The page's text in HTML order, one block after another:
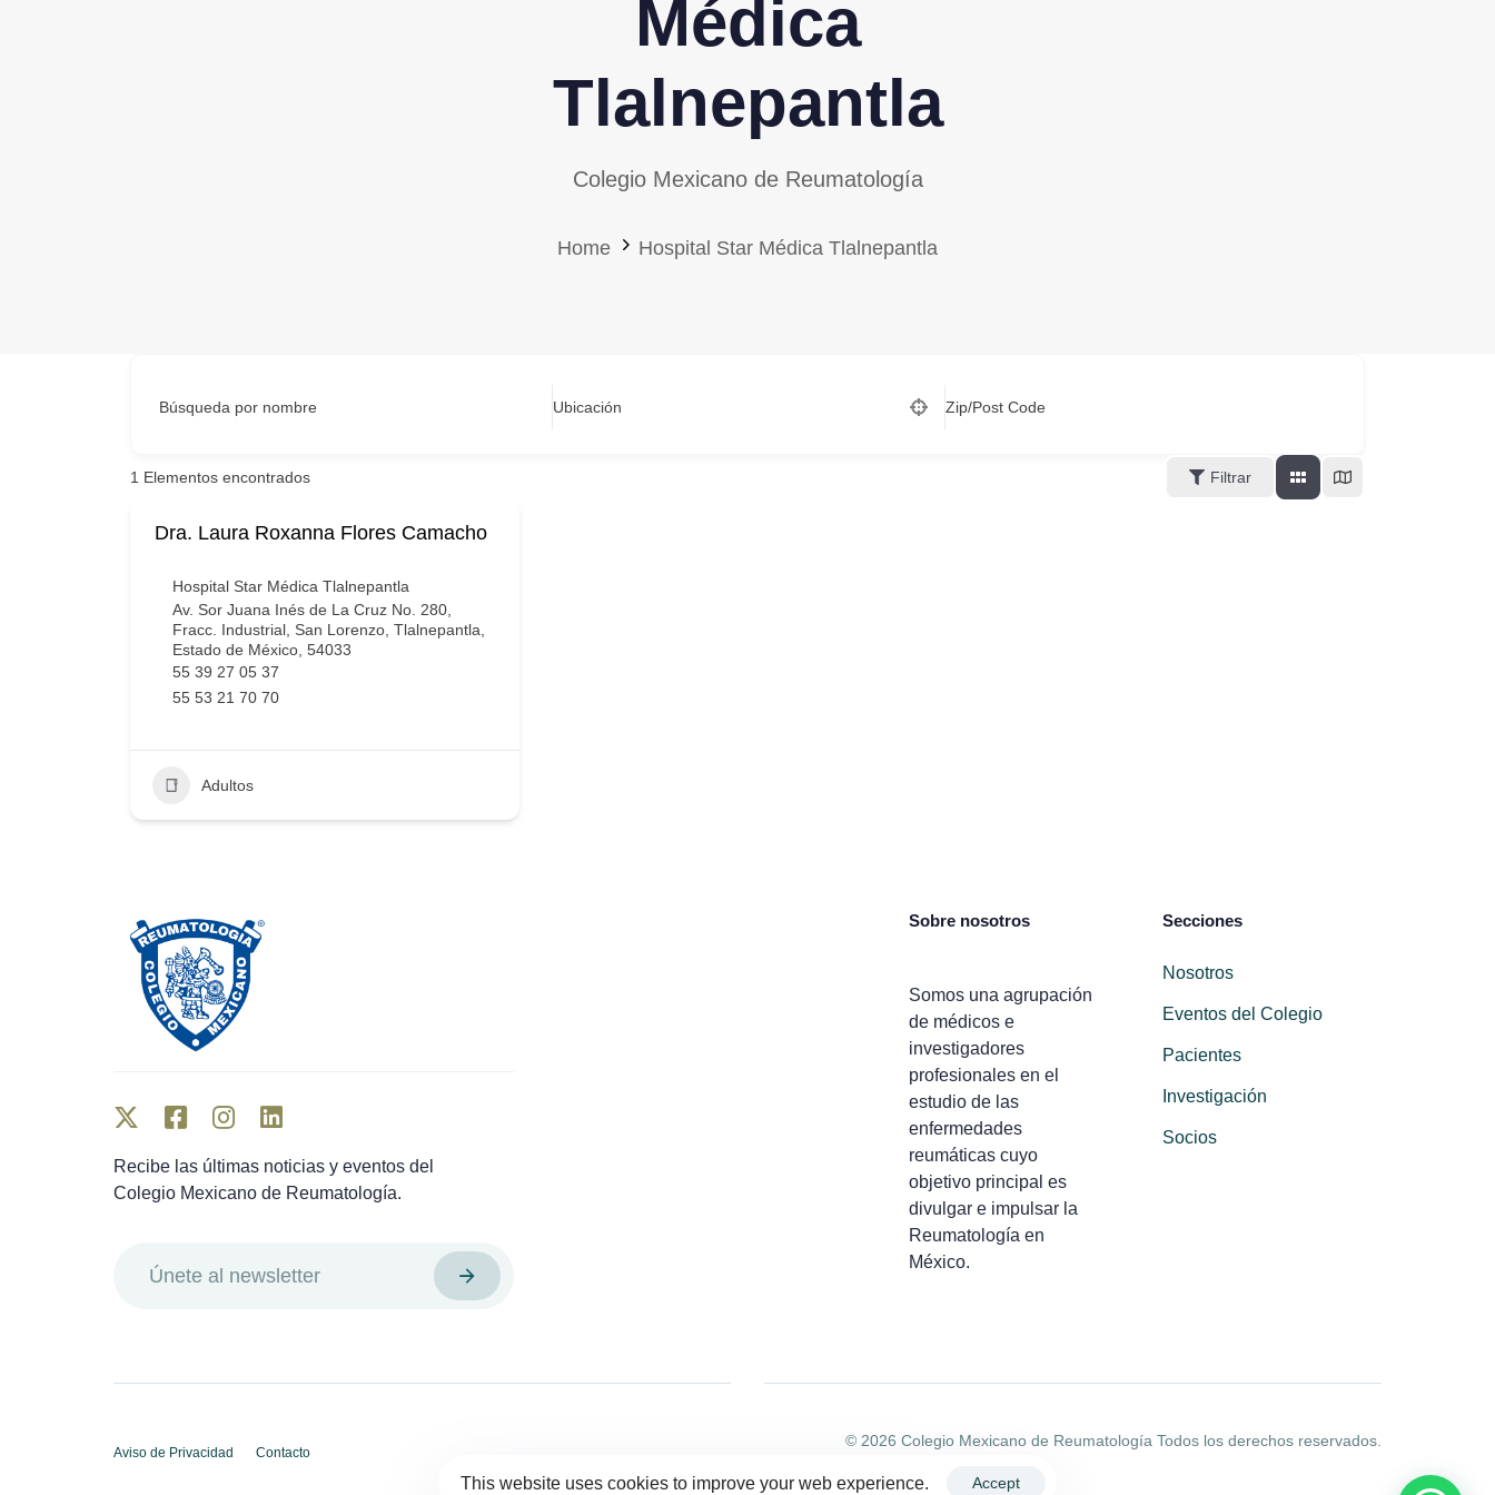
Médica
Tlalnepantla
Colegio Mexicano de Reumatología
Home Hospital Star Médica Tlalnepantla
Búsqueda por nombre Ubicación Zip/Post Code
1 Elementos encontrados Filtrar
Dra. Laura Roxanna Flores Camacho
Hospital Star Médica Tlalnepantla
Av. Sor Juana Inés de La Cruz No. 280,
Fracc. Industrial, San Lorenzo, Tlalnepantla,
Estado de México, 54033
55 39 27 05 37
55 53 21 70 70
Adultos
Recibe las últimas noticias y eventos del
Colegio Mexicano de Reumatología.
Sobre nosotros
Somos una agrupación
de médicos e
investigadores
profesionales en el
estudio de las
enfermedades
reumáticas cuyo
objetivo principal es
divulgar e impulsar la
Reumatología en
México.
Secciones
Nosotros
Eventos del Colegio
Pacientes
Investigación
Socios
Aviso de Privacidad Contacto
© 2026 Colegio Mexicano de Reumatología Todos los derechos reservados.
This website uses cookies to improve your web experience. Accept